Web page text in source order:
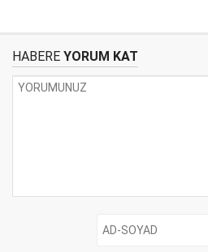
HABERE YORUM KAT